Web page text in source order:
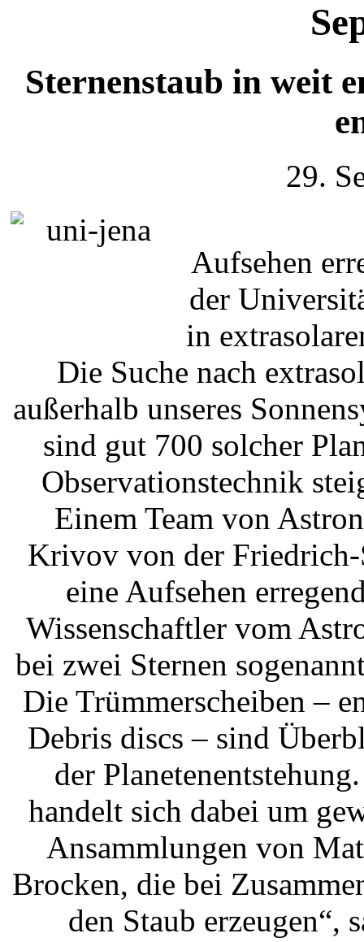
Sternenstaub in weit
29.
Aufsehen
der
in
Die Suche nach
außerhalb unseres
sind gut 700 solcher
Observationstechnik
Einem Team von
Krivov von der
eine Aufsehen
Wissenschaftler vom
bei zwei Sternen
Die Trümmerscheiben –
Debris discs – sind
der
handelt sich dabei um
Ansammlungen von
Brocken, die bei
den Staub erzeugen“,